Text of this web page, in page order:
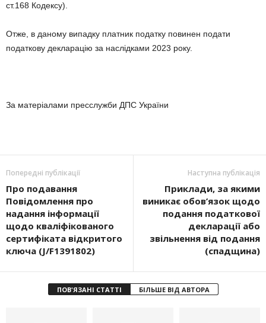
ст.168 Кодексу).
Отже, в даному випадку платник податку повинен подати
податкову декларацію за наслідками 2023 року.
За матеріалами пресслужби ДПС України
Попередні публікації
Про подавання
Повідомлення про
надання інформації
щодо кваліфікованого
сертифіката відкритого
ключа (J/F1391802)
Наступна публікація
Приклади, за якими
виникає обов’язок щодо
подання податкової
декларації або
звільнення від подання
(спадщина)
ПОВ'ЯЗАНІ СТАТТІ БІЛЬШЕ ВІД АВТОРА